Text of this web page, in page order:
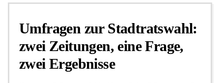
Personalien
Hintergrund
Umfragen zur Stadtratswahl:
zwei Zeitungen, eine Frage,
zwei Ergebnisse